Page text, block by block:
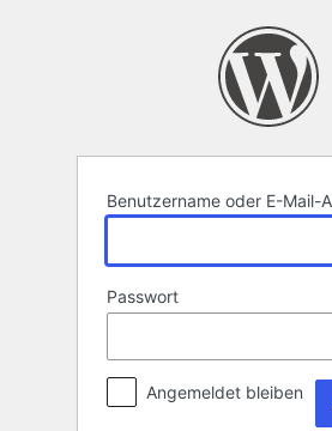
Benutzername oder E-Mail-
Passwort
Angemeldet bleiben